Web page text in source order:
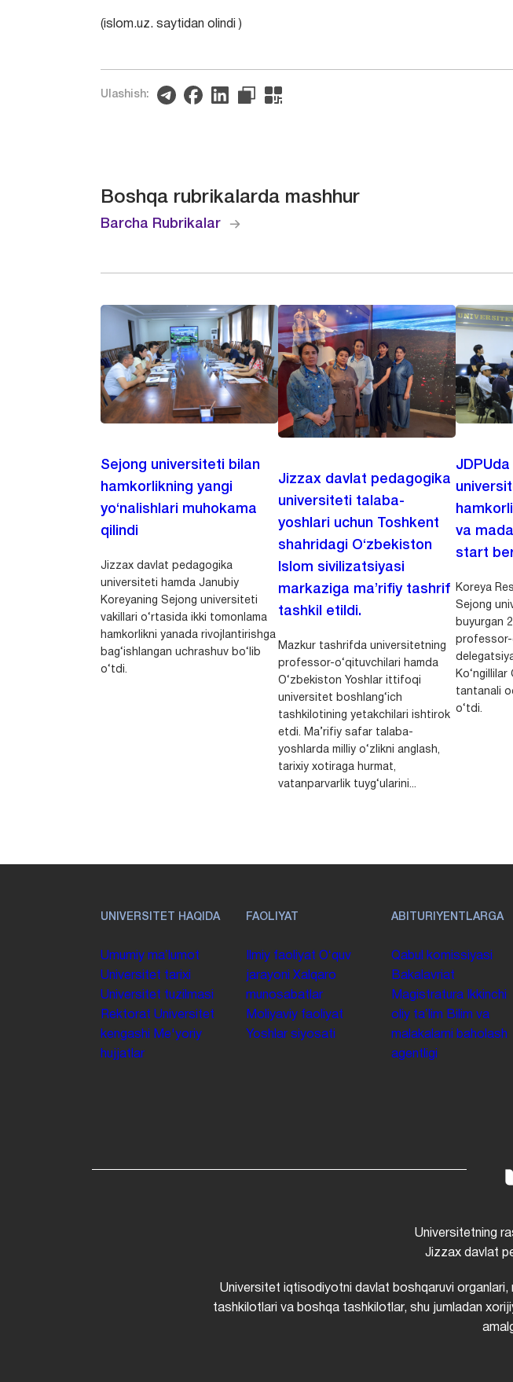
(islom.uz. saytidan olindi )
Ulashish:
Boshqa rubrikalarda mashhur
Barcha Rubrikalar
Sejong universiteti bilan
hamkorlikning yangi
yo‘nalishlari muhokama
qilindi
Jizzax davlat pedagogika
universiteti hamda Janubiy
Koreyaning Sejong universiteti
vakillari o‘rtasida ikki tomonlama
hamkorlikni yanada rivojlantirishga
bag‘ishlangan uchrashuv bo‘lib
o‘tdi.
Jizzax davlat pedagogika
universiteti talaba-
yoshlari uchun Toshkent
shahridagi O‘zbekiston
Islom sivilizatsiyasi
markaziga ma’rifiy tashrif
tashkil etildi.
Mazkur tashrifda universitetning
professor-o‘qituvchilari hamda
O‘zbekiston Yoshlar ittifoqi
universitet boshlang‘ich
tashkilotining yetakchilari ishtirok
etdi. Ma’rifiy safar talaba-
yoshlarda milliy o‘zlikni anglash,
tarixiy xotiraga hurmat,
vatanparvarlik tuyg‘ularini...
va
start
Koreya
Sejong
buyurgan
professor-
tantanali
o‘tdi.
UNIVERSITET HAQIDA
Umumiy maʼlumot
Universitet tarixi
Universitet tuzilmasi
Rektorat Universitet
kengashi
Me'yoriy
hujjatlar
FAOLIYAT
Ilmiy faoliyat Oʻquv
jarayoni Xalqaro
munosabatlar
Moliyaviy faoliyat
Yoshlar siyosati
ABITURIYENTLARGA
Qabul komissiyasi
Bakalavriat
Magistratura
Ikkinchi
oliy taʼlim Bilim va
malakalarni baholash
agentligi
Universitetning
Jizzax davlat
Universitet iqtisodiyotni davlat boshqaruvi organlari,
tashkilotlari va boshqa tashkilotlar, shu jumladan